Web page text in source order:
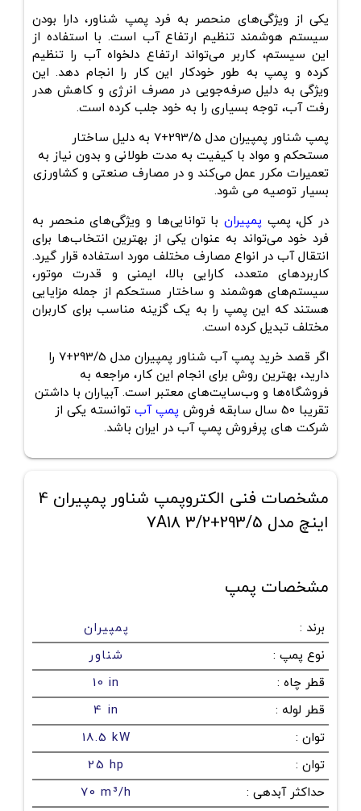
یکی از ویژگی‌های منحصر به فرد پمپ شناور، دارا بودن
سیستم هوشمند تنظیم ارتفاع آب است. با استفاده از
این سیستم، کاربر می‌تواند ارتفاع دلخواه آب را تنظیم
کرده و پمپ به طور خودکار این کار را انجام دهد. این
ویژگی به دلیل صرفه‌جویی در مصرف انرژی و کاهش هدر
رفت آب، توجه بسیاری را به خود جلب کرده است.
پمپ شناور پمپیران مدل 293/5+7 به دلیل ساختار
مستحکم و مواد با کیفیت به مدت طولانی و بدون نیاز به
تعمیرات مکرر عمل می‌کند و در مصارف صنعتی و کشاورزی
بسیار توصیه می شود.
در کل، پمپ پمپیران با توانایی‌ها و ویژگی‌های منحصر به
فرد خود می‌تواند به عنوان یکی از بهترین انتخاب‌ها برای
انتقال آب در انواع مصارف مختلف مورد استفاده قرار گیرد.
کاربردهای متعدد، کارایی بالا، ایمنی و قدرت موتور،
سیستم‌های هوشمند و ساختار مستحکم از جمله مزایایی
هستند که این پمپ را به یک گزینه مناسب برای کاربران
مختلف تبدیل کرده است.
اگر قصد خرید پمپ آب شناور پمپیران مدل 293/5+7 را
دارید، بهترین روش برای انجام این کار، مراجعه به
فروشگاه‌ها و وب‌سایت‌های معتبر است. آبیاران با داشتن
تقریبا 50 سال سابقه فروش
پمپ آب توانسته یکی از
شرکت های پرفروش پمپ آب در ایران باشد.
مشخصات فنی الکتروپمپ شناور پمپیران 4
اینچ مدل 293/5+7A18 3/2
مشخصات پمپ
برند :
پمپیران
نوع پمپ :
شناور
قطر چاه :
10 in
قطر لوله :
4 in
توان :
18.5 kW
توان :
25 hp
حداکثر آبدهی :
70 m³/h